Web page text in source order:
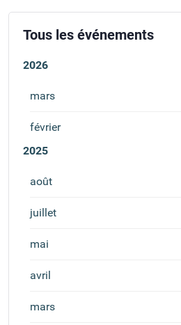
Tous les événements
2026
mars
février
2025
août
juillet
mai
avril
mars